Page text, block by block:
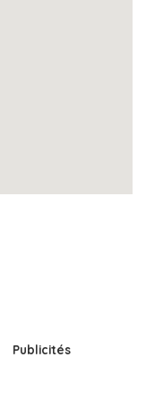
Publicités